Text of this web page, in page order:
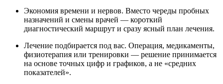
Экономия времени и нервов. Вместо череды пробных
назначений и смены врачей — короткий
диагностический маршрут и сразу ясный план лечения.
Лечение подбирается под вас. Операция, медикаменты,
физиотерапия или тренировки — решение принимается
на основе точных цифр и графиков, а не «средних
показателей».